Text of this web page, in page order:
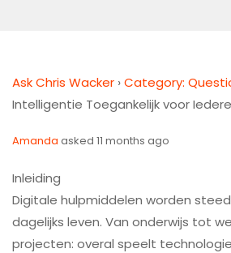
Ask Chris Wacker ›Category:
Intelligentie Toegankelijk voor
Amanda asked 11 months ago
Inleiding
Digitale hulpmiddelen worden
dagelijks leven. Van onderwijs tot
projecten: overal speelt